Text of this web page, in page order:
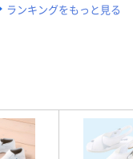
ランキングをもっと見る